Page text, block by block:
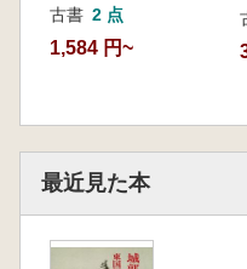
古書 2 点
1,584 円~
最近見た本